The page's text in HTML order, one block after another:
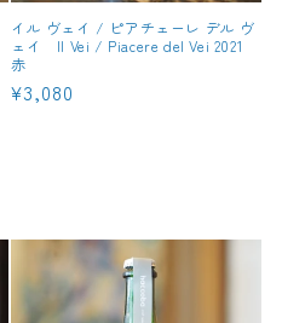
イル ヴェイ / ピアチェーレ デル ヴ
ェイ Il Vei / Piacere del Vei 2021
赤
通
¥3,080